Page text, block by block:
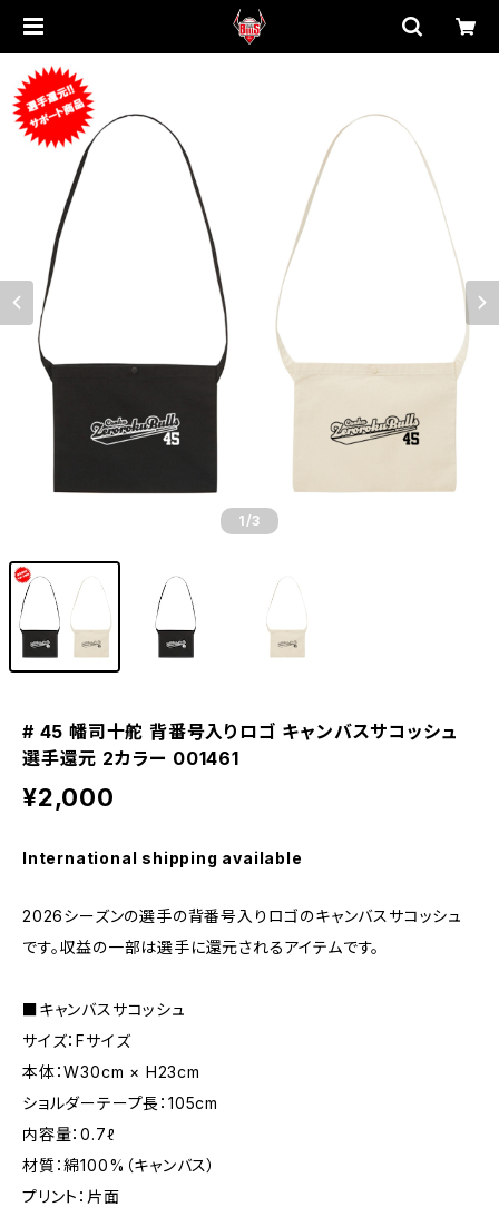
1 /3
# 45 幡司十舵 背番号入りロゴ キャンバスサコッシュ
選手還元 2カラー 001461
¥2,000
International shipping available
2026シーズンの選手の背番号入りロゴのキャンバスサコッシュ
です。収益の一部は選手に還元されるアイテムです。
■キャンバスサコッシュ
サイズ：Fサイズ
本体：W30cm × H23cm
ショルダーテープ長：105cm
内容量：0.7ℓ
材質：綿100%（キャンバス）
プリント：片面